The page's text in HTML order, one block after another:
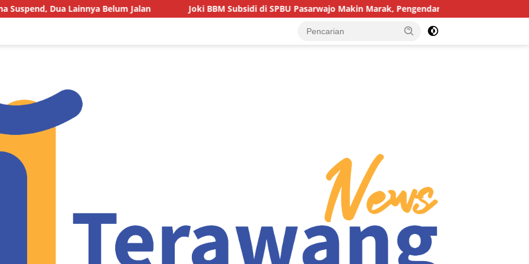
Belum Jalan Joki BBM Subsidi di SPBU Pasarwajo Makin Marak, Pengendara: “Polres Buton Dimana, Masa Mereka Tidak